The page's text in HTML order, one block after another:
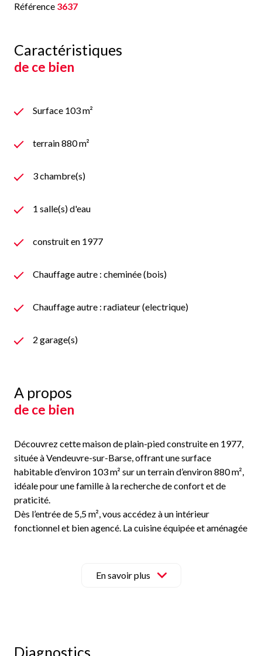
Référence 3637
Caractéristiques
de ce bien
Surface 103 m²
terrain 880 m²
3 chambre(s)
1 salle(s) d'eau
construit en 1977
Chauffage autre : cheminée (bois)
Chauffage autre : radiateur (electrique)
2 garage(s)
A propos
de ce bien
Découvrez cette maison de plain-pied construite en 1977,
située à Vendeuvre-sur-Barse, offrant une surface
habitable d’environ 103 m² sur un terrain d’environ 880 m²,
idéale pour une famille à la recherche de confort et de
praticité.
Dès l’entrée de 5,5 m², vous accédez à un intérieur
fonctionnel et bien agencé. La cuisine équipée et aménagée
espace de vie chaleureux et convivial.
La maison comprend également trois chambres d’environ
En savoir plus
Diagnostics